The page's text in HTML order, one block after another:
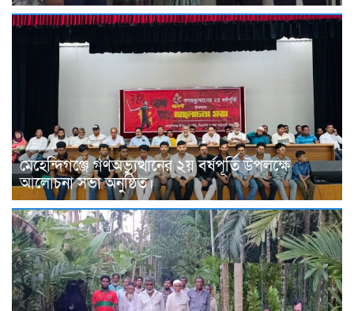
মেহেন্দিগঞ্জে গণঅভ্যুত্থানের ২য় বর্ষপূর্তি উপলক্ষে
আলোচনা সভা অনুষ্ঠিত।